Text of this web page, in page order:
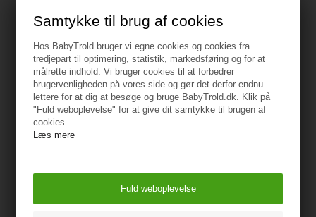
Samtykke til brug af cookies
Hos BabyTrold bruger vi egne cookies og cookies fra
tredjepart til optimering, statistik, markedsføring og for at
målrette indhold. Vi bruger cookies til at forbedrer
brugervenligheden på vores side og gør det derfor endnu
lettere for at dig at besøge og bruge BabyTrold.dk. Klik på
"Fuld weboplevelse" for at give dit samtykke til brugen af
cookies.
Læs mere
Brug kun liften på faste, horisontale og tørre overflader
Brug ikke liften som stativ
Efterlad ikke hankene i liften
Hold plastemballage væk fra børn for at undgå
kvælningsfare
Oprindelsesland: Polen
BabyTrold Aps
9240 Nibe